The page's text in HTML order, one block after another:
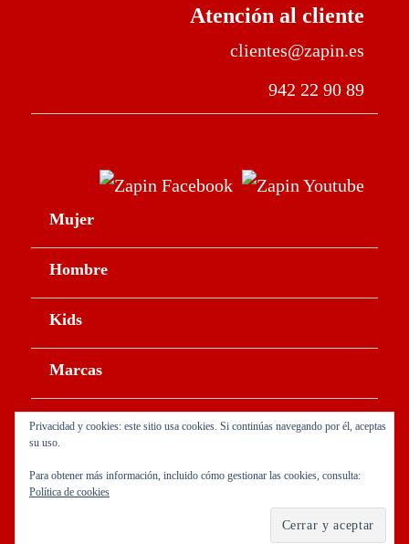
Atención al cliente
clientes@zapin.es
942 22 90 89
Mujer
Hombre
Kids
Marcas
Sobre Nosotros
Privacidad y cookies: este sitio usa cookies. Si continúas navegando por él, aceptas
su uso.
Para obtener más información, incluido cómo gestionar las cookies, consulta:
Política de cookies